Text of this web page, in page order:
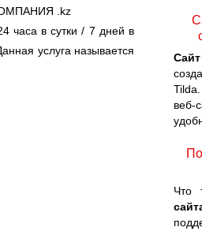
.kz
часа в сутки / 7 дней в
услуга называется
веб-
Что